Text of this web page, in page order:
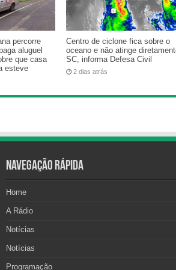
percorre
aluguel
que casa
esteve
Centro de ciclone fica sobre o
oceano e não atinge
SC, informa Defesa Civil
2 dias atrás
Navegação Rápida
Home
A Rádio
Notícias
Notícias
Programação